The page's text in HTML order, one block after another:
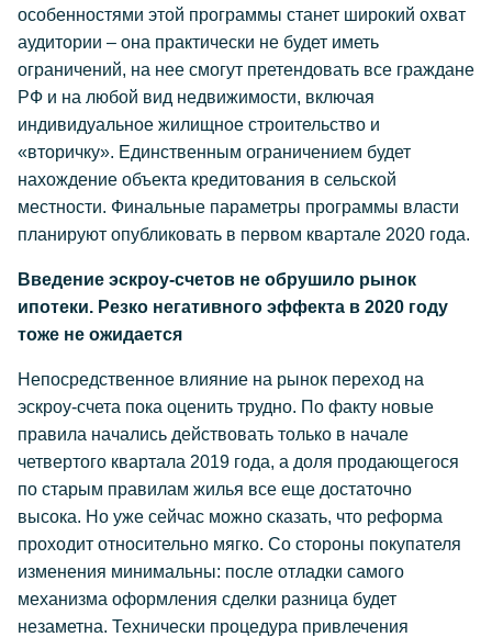
особенностями этой программы станет широкий охват
аудитории – она практически не будет иметь
ограничений, на нее смогут претендовать все граждане
РФ и на любой вид недвижимости, включая
индивидуальное жилищное строительство и
«вторичку». Единственным ограничением будет
нахождение объекта кредитования в сельской
местности. Финальные параметры программы власти
планируют опубликовать в первом квартале 2020 года.
Введение эскроу-счетов не обрушило рынок
ипотеки. Резко негативного эффекта в 2020 году
тоже не ожидается
Непосредственное влияние на рынок переход на
эскроу-счета пока оценить трудно. По факту новые
правила начались действовать только в начале
четвертого квартала 2019 года, а доля продающегося
по старым правилам жилья все еще достаточно
высока. Но уже сейчас можно сказать, что реформа
проходит относительно мягко. Со стороны покупателя
изменения минимальны: после отладки самого
механизма оформления сделки разница будет
незаметна. Технически процедура привлечения